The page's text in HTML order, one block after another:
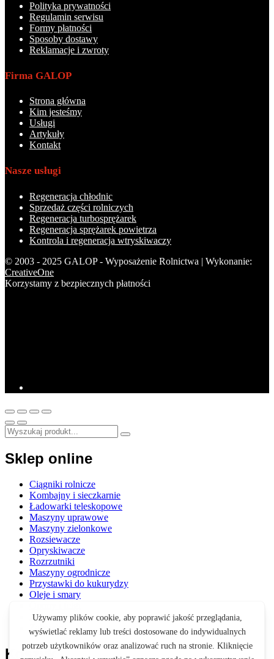
Polityka prywatności
Regulamin serwisu
Formy płatności
Sposoby dostawy
Reklamacje i zwroty
Firma GALOP
Strona główna
Kim jesteśmy
Usługi
Artykuły
Kontakt
Nasze usługi
Regeneracja chłodnic
Sprzedaż części rolniczych
Regeneracja turbosprężarek
Regeneracja sprężarek powietrza
Kontrola i regeneracja wtryskiwaczy
© 2003 - 2025 GALOP - Wyposażenie Rolnictwa | Wykonanie:
CreativeOne
Korzystamy z bezpiecznych płatności
Sklep online
Ciągniki rolnicze
Kombajny i sieczkarnie
Ładowarki teleskopowe
Maszyny uprawowe
Maszyny zielonkowe
Rozsiewacze
Opryskiwacze
Rozrzutniki
Maszyny ogrodnicze
Przystawki do kukurydzy
Oleje i smary
Akcesoria
Zabawki
Koszyk